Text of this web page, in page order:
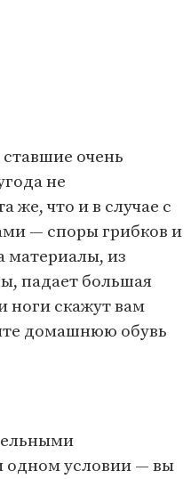
очень
не
же, что и в случае с
— споры грибков и
материалы, из
падает большая
ноги скажут вам
домашнюю обувь
одном условии — вы